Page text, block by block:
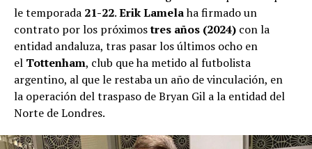
le temporada 21-22.Erik Lamelaha firmado un
contrato por los próximostres años (2024) con la
entidad andaluza, tras pasar los últimos ocho en
el Tottenham, club que ha metido al futbolista
argentino, al que le restaba un año de vinculación, en
la operación del traspaso de Bryan Gil a la entidad del
Norte de Londres.